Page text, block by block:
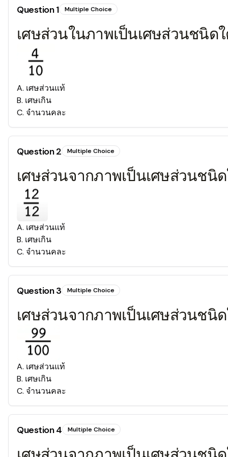
Question1 Multiple Choice
เศษส่วนในภาพเป็นเศษส่วนชนิด
A. เศษส่วนแท้
B. เศษเกิน
C. จำนวนคละ
Question2 Multiple Choice
เศษส่วนจากภาพเป็นเศษส่วนชนิ
A. เศษส่วนแท้
B. เศษเกิน
C. จำนวนคละ
Question3 Multiple Choice
เศษส่วนจากภาพเป็นเศษส่วนชนิ
A. เศษส่วนแท้
B. เศษเกิน
C. จำนวนคละ
Question4 Multiple Choice